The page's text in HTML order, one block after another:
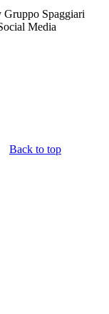
Gruppo Spaggiari
Media
Back to top